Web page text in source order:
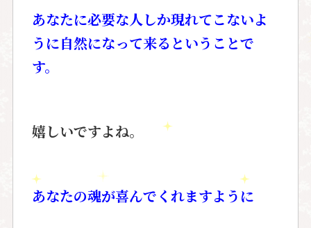
あなたに必要な人しか現れてこないよ
うに自然になって来るということで
す。
嬉しいですよね。
あなたの魂が喜んでくれますように